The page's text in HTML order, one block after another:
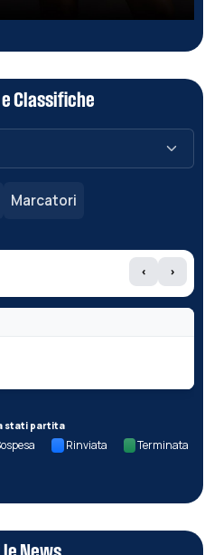
Classifiche
Marcatori
‹ ›
stati partita
Rinviata Terminata